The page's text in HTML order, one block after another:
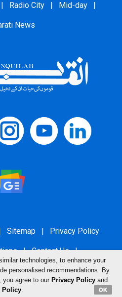
Radio City Mid-day
News
Sitemap Privacy Policy
| Contact Us |
Redressal
technologies, to enhance your
personalised recommendations. By
you agree to our Privacy Policyand
Policy. OK